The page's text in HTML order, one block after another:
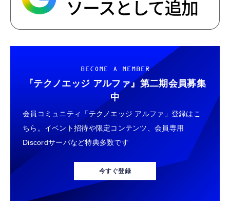
BECOME A MEMBER
『テクノエッジ アルファ』 第二期会員募集
中
会員コミュニティ「テクノエッジ アルファ」登録はこ
ちら。イベント招待や限定コンテンツ、会員専用
Discordサーバなど特典多数です
今すぐ登録